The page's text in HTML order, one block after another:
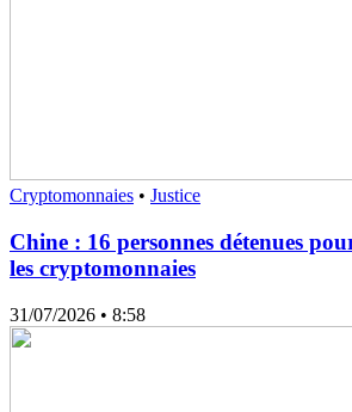
Cryptomonnaies • Justice
Chine : 16 personnes détenues
les cryptomonnaies
31/07/2026 • 8:58